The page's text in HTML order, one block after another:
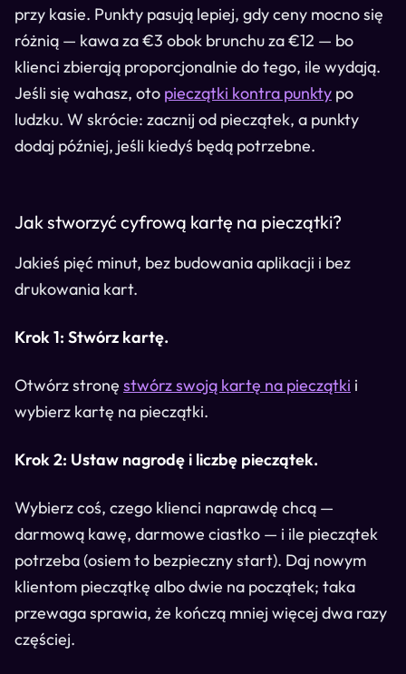
przy kasie. Punkty pasują lepiej, gdy ceny mocno się
różnią — kawa za €3 obok brunchu za €12 — bo
klienci zbierają proporcjonalnie do tego, ile wydają.
Jeśli się wahasz, oto pieczątki kontra punkty po
ludzku. W skrócie: zacznij od pieczątek, a punkty
dodaj później, jeśli kiedyś będą potrzebne.
Jak stworzyć cyfrową kartę na pieczątki?
Jakieś pięć minut, bez budowania aplikacji i bez
drukowania kart.
Krok 1: Stwórz kartę.
Otwórz stronę stwórz swoją kartę na pieczątki i
wybierz kartę na pieczątki.
Krok 2: Ustaw nagrodę i liczbę pieczątek.
Wybierz coś, czego klienci naprawdę chcą —
darmową kawę, darmowe ciastko — i ile pieczątek
potrzeba (osiem to bezpieczny start). Daj nowym
klientom pieczątkę albo dwie na początek; taka
przewaga sprawia, że kończą mniej więcej dwa razy
częściej.